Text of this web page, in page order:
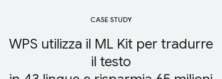
CASE STUDY
WPS utilizza il ML Kit per tradurre
il testo